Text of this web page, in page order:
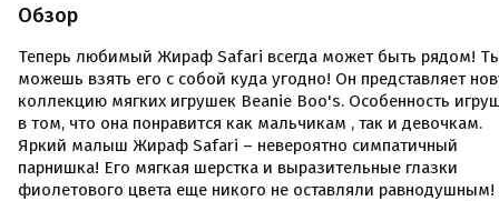
Обзор
Теперь любимый Жираф Safari всегда может быть рядом!
можешь взять его с собой куда угодно! Он представляет
коллекцию мягких игрушек Beanie Boo's. Особенность
в том, что она понравится как мальчикам , так и девочкам.
Яркий малыш Жираф Safari – невероятно симпатичный
парнишка! Его мягкая шерстка и выразительные глазки
фиолетового цвета еще никого не оставляли равнодушным!